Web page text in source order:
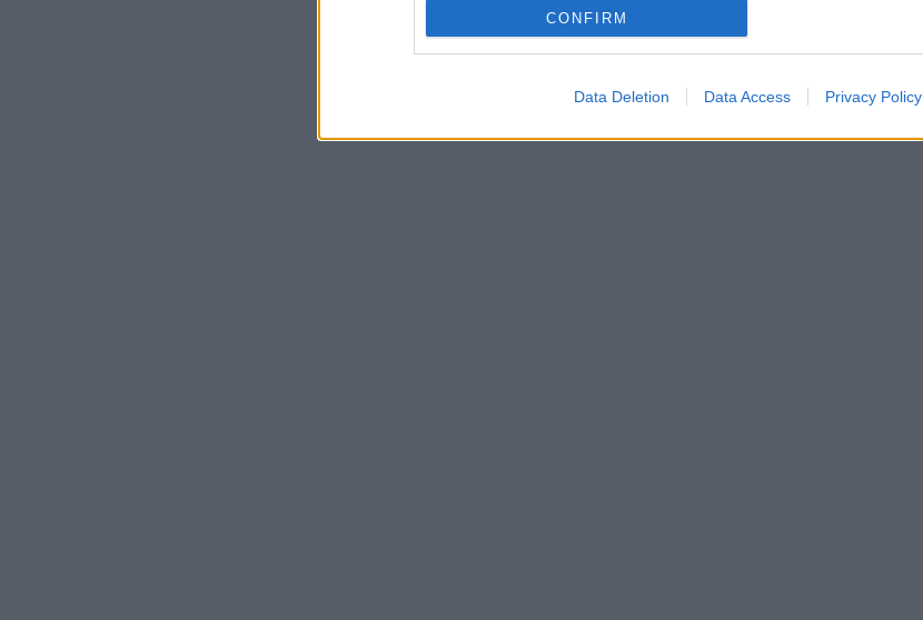
CONFIRM
Data Deletion Data Access Privacy Policy